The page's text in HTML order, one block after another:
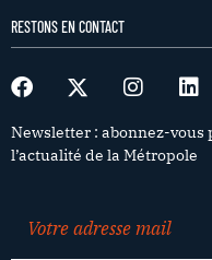
RESTONS EN CONTACT
Newsletter : abonnez-vous
l’actualité de la Métropole